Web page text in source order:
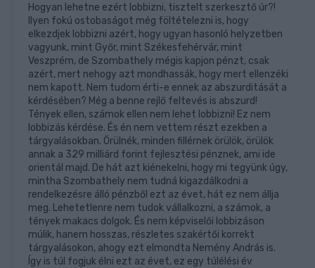
Hogyan lehetne ezért lobbizni, tisztelt szerkesztő úr?!
Ilyen fokú ostobaságot még föltételezni is, hogy
elkezdjek lobbizni azért, hogy ugyan hasonló helyzetben
vagyunk, mint Győr, mint Székesfehérvár, mint
Veszprém, de Szombathely mégis kapjon pénzt, csak
azért, mert nehogy azt mondhassák, hogy mert ellenzéki
nem kapott. Nem tudom érti-e ennek az abszurditását a
kérdésében? Még a benne rejlő feltevés is abszurd!
Tények ellen, számok ellen nem lehet lobbizni! Ez nem
lobbizás kérdése. És én nem vettem részt ezekben a
tárgyalásokban. Örülnék, minden fillérnek örülök, örülök
annak a 329 milliárd forint fejlesztési pénznek, ami ide
orientál majd. De hát azt kiénekelni, hogy mi tegyünk úgy,
mintha Szombathely nem tudná kigazdálkodni a
rendelkezésre álló pénzből ezt az évet, hát ez nem állja
meg. Lehetetlenre nem tudok vállalkozni, a számok, a
tények makacs dolgok. És nem képviselői lobbizáson
múlik, hanem hosszas, részletes szakértői korrekt
tárgyalásokon, ahogy ezt elmondta Nemény András is.
Így is túl fogjuk élni ezt az évet, ez egy túlélési év